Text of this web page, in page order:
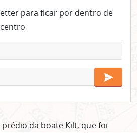
para ficar por dentro de
prédio da boate Kilt, que foi